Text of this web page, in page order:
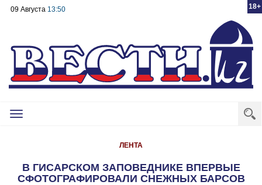
18+
09 Августа 13:50
Toggle
ЛЕНТА
В ГИСАРСКОМ ЗАПОВЕДНИКЕ ВПЕРВЫЕ
СФОТОГРАФИРОВАЛИ СНЕЖНЫХ БАРСОВ